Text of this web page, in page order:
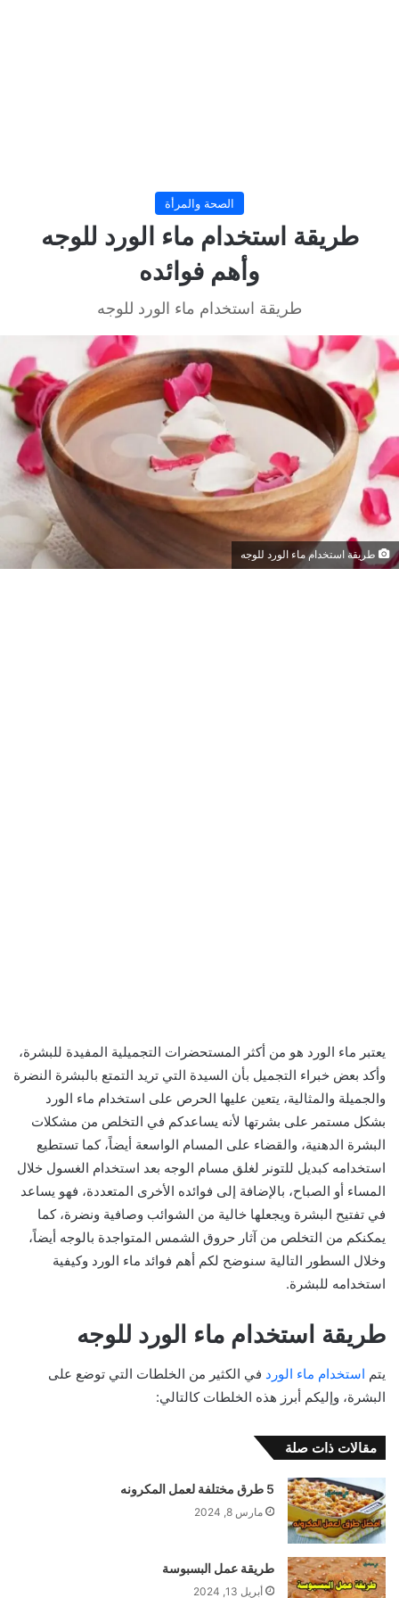
الصحة والمرأة
طريقة استخدام ماء الورد للوجه
وأهم فوائده
طريقة استخدام ماء الورد للوجه
طريقة استخدام ماء الورد للوجه
يعتبر ماء الورد هو من أكثر المستحضرات التجميلية المفيدة للبشرة،
وأكد بعض خبراء التجميل بأن السيدة التي تريد التمتع بالبشرة النضرة
والجميلة والمثالية، يتعين عليها الحرص على استخدام ماء الورد
بشكل مستمر على بشرتها لأنه يساعدكم في التخلص من مشكلات
البشرة الدهنية، والقضاء على المسام الواسعة أيضاً، كما تستطيع
استخدامه كبديل للتونر لغلق مسام الوجه بعد استخدام الغسول خلال
المساء أو الصباح، بالإضافة إلى فوائده الأخرى المتعددة، فهو يساعد
في تفتيح البشرة ويجعلها خالية من الشوائب وصافية ونضرة، كما
يمكنكم من التخلص من آثار حروق الشمس المتواجدة بالوجه أيضاً،
وخلال السطور التالية سنوضح لكم أهم فوائد ماء الورد وكيفية
استخدامه للبشرة.
طريقة استخدام ماء الورد للوجه
يتم استخدام ماء الورد في الكثير من الخلطات التي توضع على
البشرة، وإليكم أبرز هذه الخلطات كالتالي:
مقالات ذات صلة
5 طرق مختلفة لعمل المكرونه
مارس 8, 2024
طريقة عمل البسبوسة
أبريل 13, 2024